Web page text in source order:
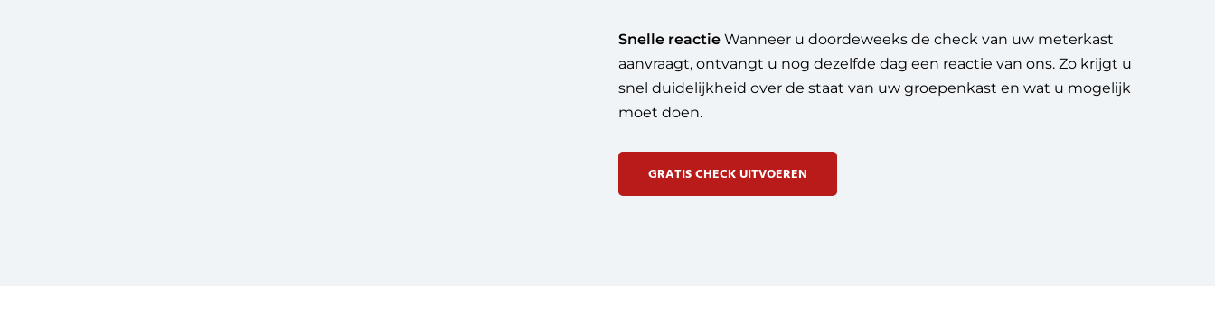
Snelle reactie Wanneer u doordeweeks de check van uw meterkast
aanvraagt, ontvangt u nog dezelfde dag een reactie van ons. Zo krijgt u
snel duidelijkheid over de staat van uw groepenkast en wat u mogelijk
moet doen.
GRATIS CHECK UITVOEREN